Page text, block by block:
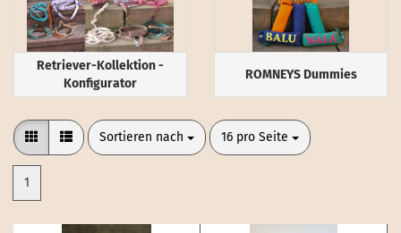
Retriever-Kollektion -
Konfigurator
ROMNEYS Dummies
Sortieren nach
Sortieren nach 16 pro Seite
pro Seite
1